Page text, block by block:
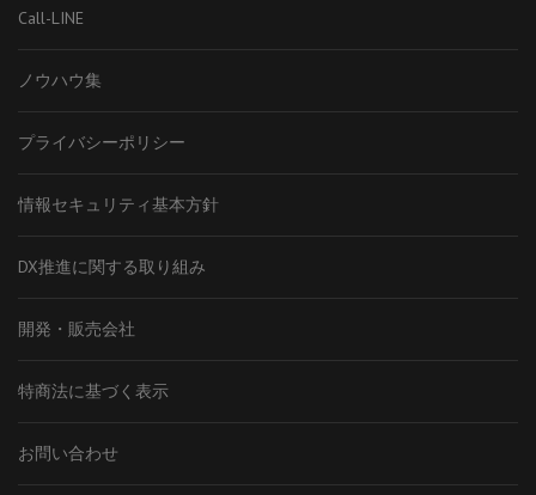
Call-LINE
ノウハウ集
プライバシーポリシー
情報セキュリティ基本方針
DX推進に関する取り組み
開発・販売会社
特商法に基づく表示
お問い合わせ